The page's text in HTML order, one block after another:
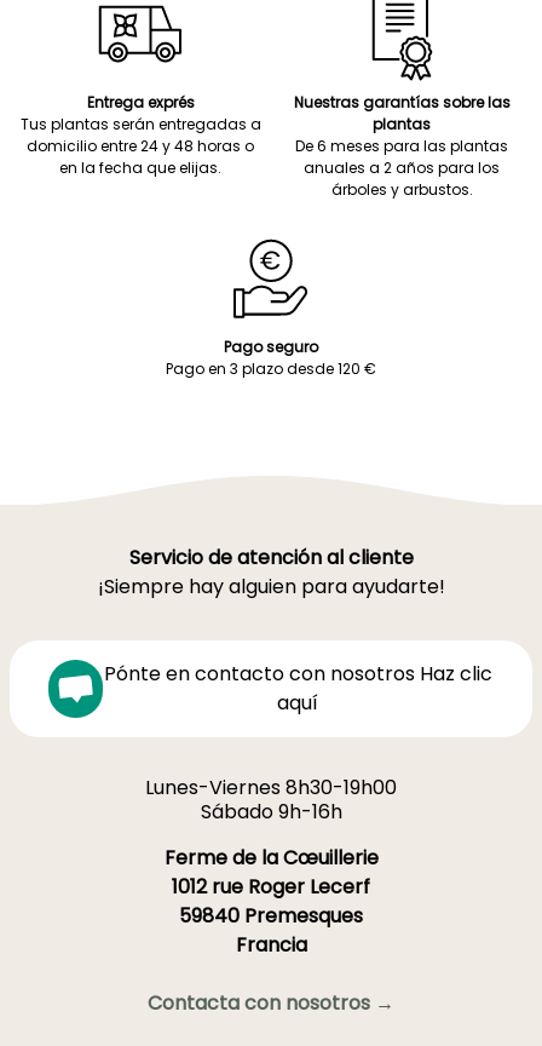
Entrega exprés
Tus plantas serán entregadas a
domicilio entre 24 y 48 horas o
en la fecha que elijas.
Nuestras garantías sobre las
plantas
De 6 meses para las plantas
anuales a 2 años para los
árboles y arbustos.
Pago seguro
Pago en 3 plazo desde 120 €
Servicio de atención al cliente
¡Siempre hay alguien para ayudarte!
Pónte en contacto con nosotros Haz clic
aquí
Lunes-Viernes 8h30-19h00
Sábado 9h-16h
Ferme de la Cœuillerie
1012 rue Roger Lecerf
59840 Premesques
Francia
Contacta con nosotros →